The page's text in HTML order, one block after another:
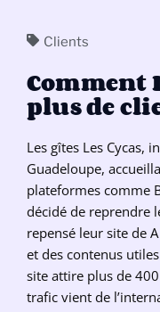
Clients
Comment
plus de
Les gîtes Les Cycas,
Guadeloupe,
plateformes comme
décidé de reprendre
repensé leur site de
et des contenus
site attire plus de
trafic vient de